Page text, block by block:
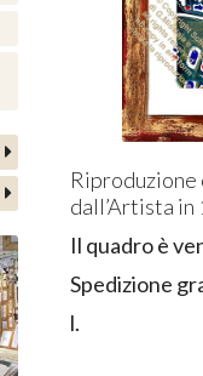
dall’Artista in
Il quadro è
Spedizione
l.